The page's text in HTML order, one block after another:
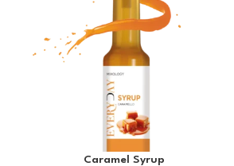
Caramel Syrup